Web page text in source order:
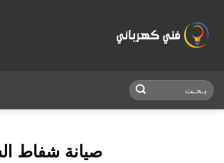
content
صيانة شفاط الشعب / 55009328 / تركيب